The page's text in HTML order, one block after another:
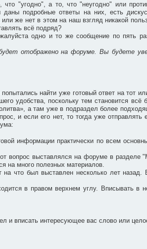
"угодно", а то, что "неугодно" или
подробные ответы на них, есть
же нет в этом на наш взгляд никакой
всё подряд?
одно и то же сообщение по пять
отображено на форуме. Вы будете
найти уже готовый ответ на тот
удобства, поскольку тем становится
а там уже в подраздел более
и если его нет, то тогда уже отправлять
информации практически по всем
вопрос выставлялся на форуме в
на много полезных материалов.
что был выставлен несколько лет
в правом верхнем углу. Вписывать в
и вписать интересующее вас слово или